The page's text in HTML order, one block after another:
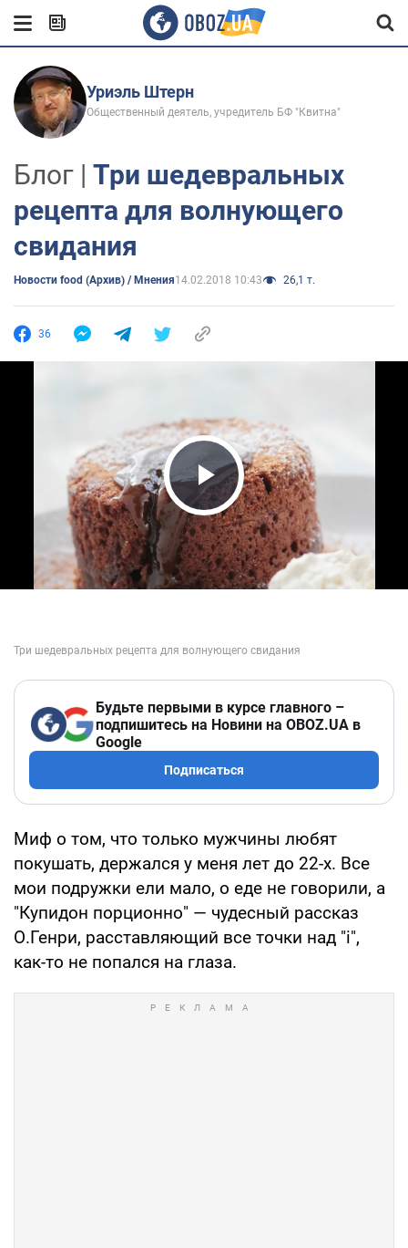
Уриэль Штерн
Общественный деятель, учредитель БФ "Квитна"
Блог | Три шедевральных
рецепта для волнующего
свидания
Новости food (Архив) / Мнения14.02.2018 10:43 26,1 т.
36
Play Video
Будьте первыми в курсе главного –
подпишитесь на Новини на OBOZ.UA в
Google
Подписаться
Миф о том, что только мужчины любят
покушать, держался у меня лет до 22-х. Все
мои подружки ели мало, о еде не говорили, а
"Купидон порционно" — чудесный рассказ
О.Генри, расставляющий все точки над "i",
как-то не попался на глаза.